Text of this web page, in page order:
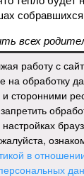
всех
дни
продолжать
учеников в
идут в
программы
работу с
на обработку
и сторонними
настройках
в